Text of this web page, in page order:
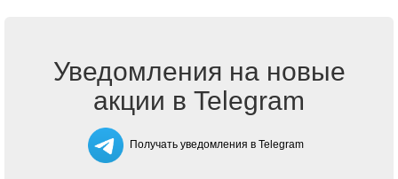
Уведомления на новые
акции в Telegram
Получать уведомления в Telegram